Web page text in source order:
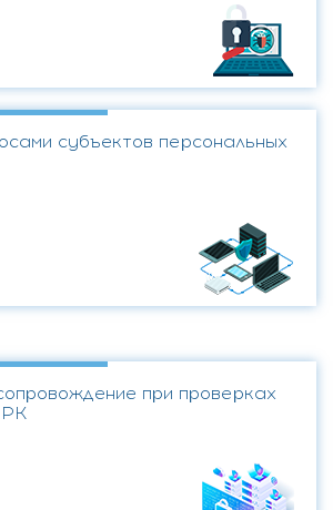
субъектов персональных
при проверках